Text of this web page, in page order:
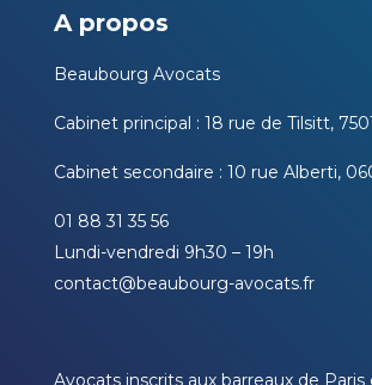
A propos
Beaubourg Avocats
Cabinet principal : 18 rue de Tilsitt,
Cabinet secondaire : 10 rue Alberti,
01 88 31 35 56
Lundi-vendredi 9h30 – 19h
contact@beaubourg-avocats.fr
Avocats inscrits aux barreaux de Paris